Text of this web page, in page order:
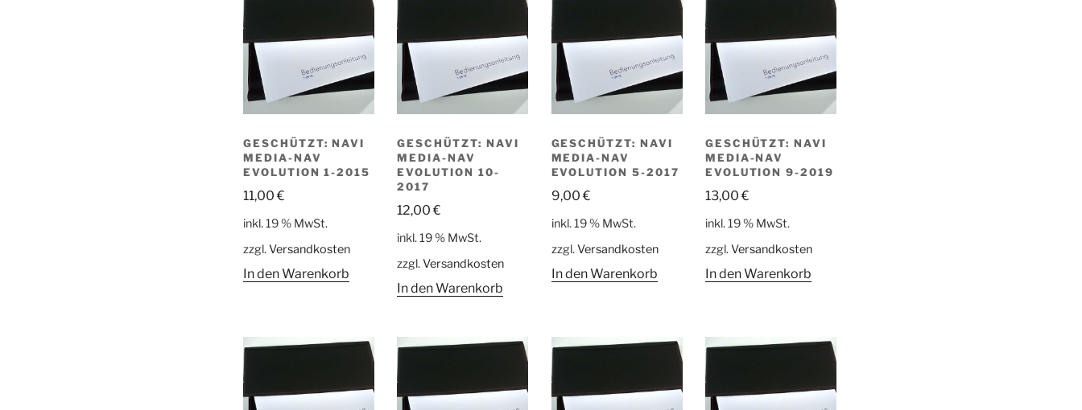
GESCHÜTZT: NAVI
MEDIA-NAV
EVOLUTION 1-2015
11,00€
inkl. 19 % MwSt.
zzgl.Versandkosten
In den Warenkorb
GESCHÜTZT: NAVI
MEDIA-NAV
EVOLUTION 10-
2017
12,00€
inkl. 19 % MwSt.
zzgl.Versandkosten
In den Warenkorb
GESCHÜTZT: NAVI
MEDIA-NAV
EVOLUTION 5-2017
9,00€
inkl. 19 % MwSt.
zzgl.Versandkosten
In den Warenkorb
GESCHÜTZT: NAVI
MEDIA-NAV
EVOLUTION 9-2019
13,00€
inkl. 19 % MwSt.
zzgl.Versandkosten
In den Warenkorb